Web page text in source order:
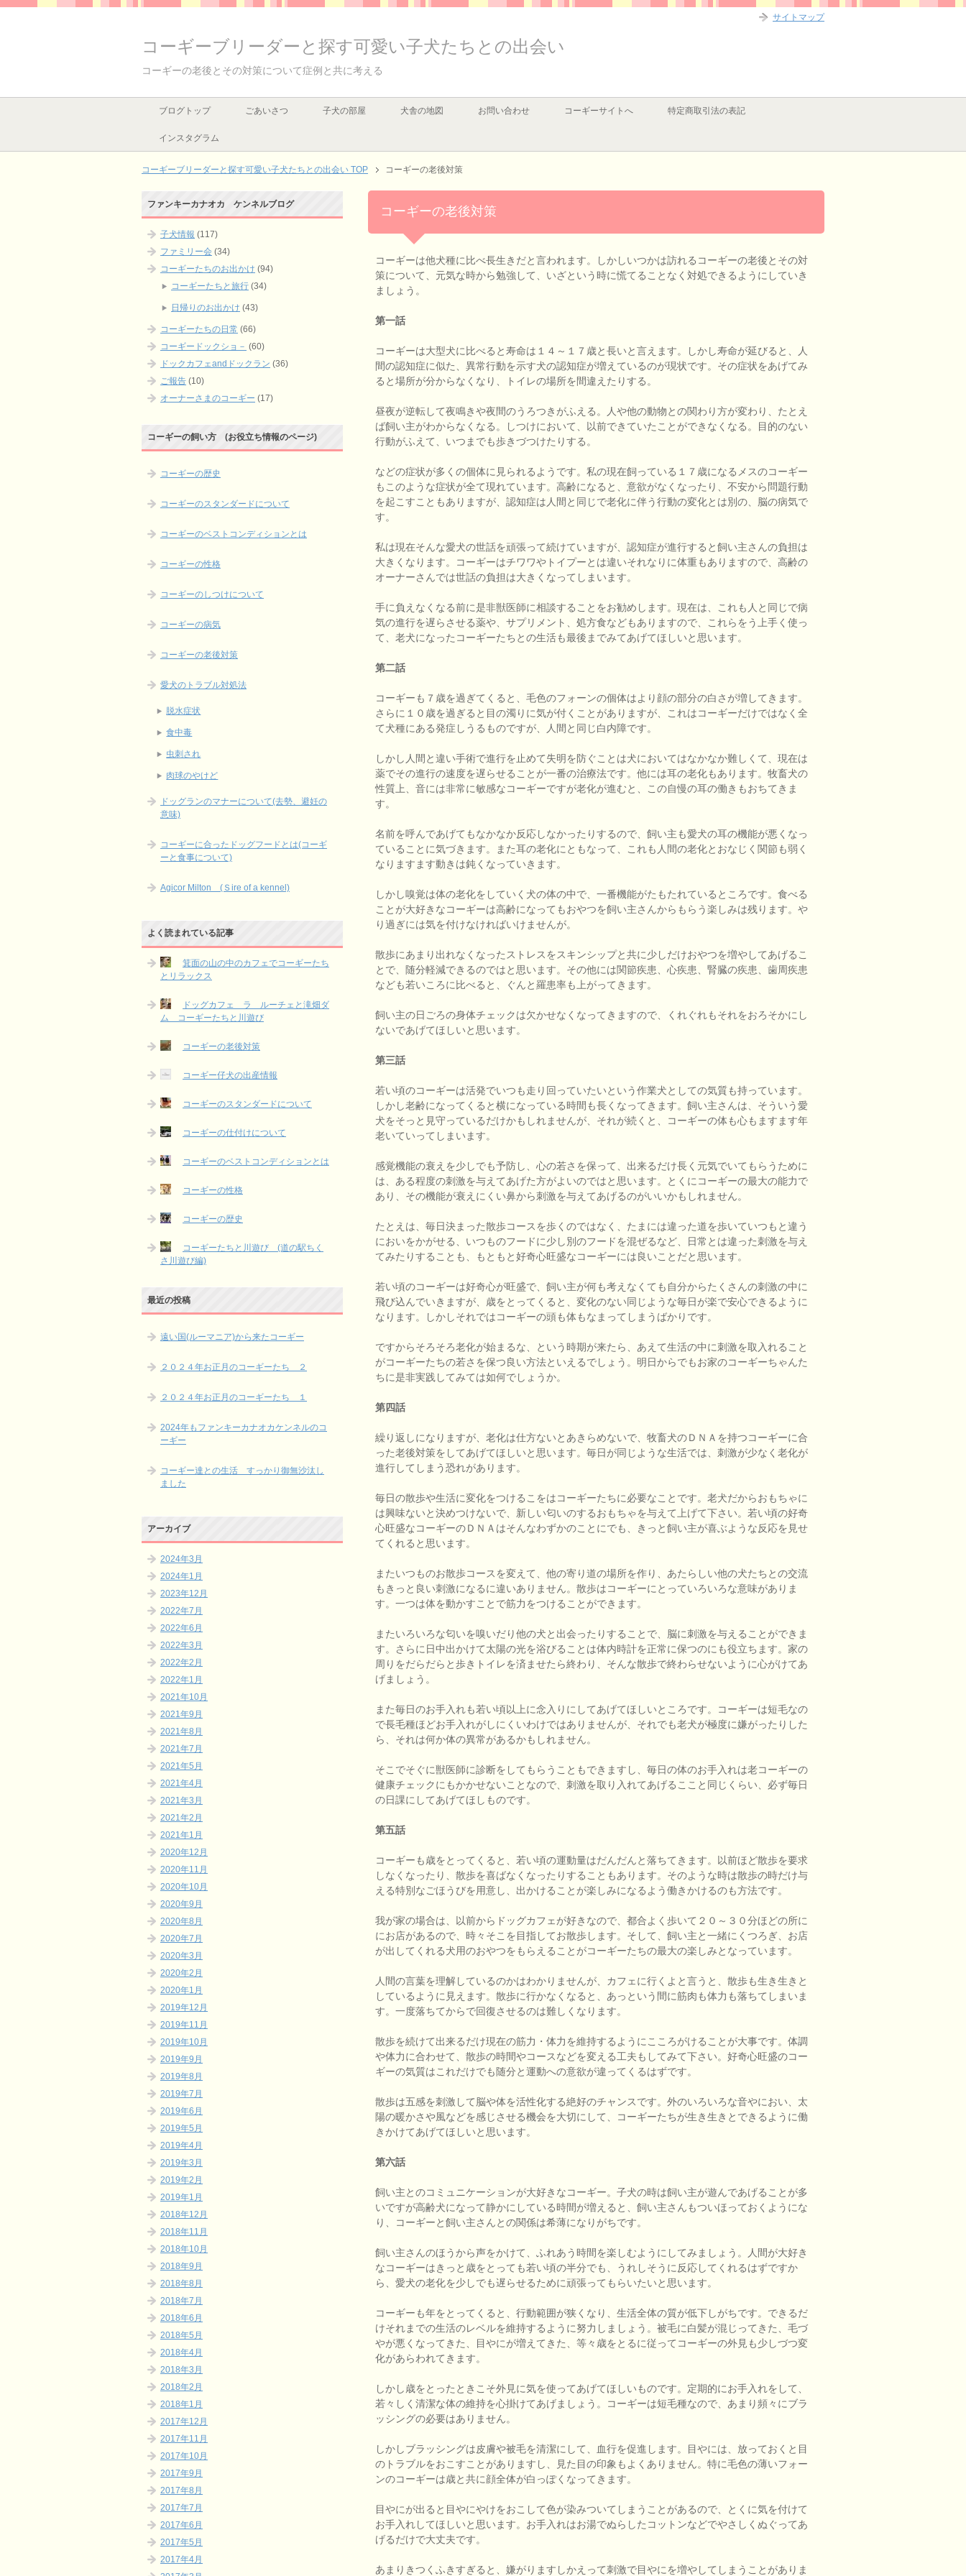
コーギーブリーダーと探す可愛い子犬たちとの出会い
コーギーの老後とその対策について症例と共に考える
ブログトップ ごあいさつ 子犬の部屋 犬舎の地図 お問い合わせ コーギーサイトへ 特定商取引法の表記
インスタグラム
コーギーブリーダーと探す可愛い子犬たちとの出会い TOP コーギーの老後対策
コーギーの老後対策
コーギーは他犬種に比べ長生きだと言われます。しかしいつかは訪れるコーギーの老後とその対
策について、元気な時から勉強して、いざという時に慌てることなく対処できるようにしていき
ましょう。
第一話
コーギーは大型犬に比べると寿命は１４～１７歳と長いと言えます。しかし寿命が延びると、人
間の認知症に似た、異常行動を示す犬の認知症が増えているのが現状です。その症状をあげてみ
ると場所が分からなくなり、トイレの場所を間違えたりする。
昼夜が逆転して夜鳴きや夜間のうろつきがふえる。人や他の動物との関わり方が変わり、たとえ
ば飼い主がわからなくなる。しつけにおいて、以前できていたことができなくなる。目的のない
行動がふえて、いつまでも歩きづつけたりする。
などの症状が多くの個体に見られるようです。私の現在飼っている１７歳になるメスのコーギー
もこのような症状が全て現れています。高齢になると、意欲がなくなったり、不安から問題行動
を起こすこともありますが、認知症は人間と同じで老化に伴う行動の変化とは別の、脳の病気で
す。
私は現在そんな愛犬の世話を頑張って続けていますが、認知症が進行すると飼い主さんの負担は
大きくなります。コーギーはチワワやトイプーとは違いそれなりに体重もありますので、高齢の
オーナーさんでは世話の負担は大きくなってしまいます。
手に負えなくなる前に是非獣医師に相談することをお勧めします。現在は、これも人と同じで病
気の進行を遅らさせる薬や、サプリメント、処方食などもありますので、これらをう上手く使っ
て、老犬になったコーギーたちとの生活も最後までみてあげてほしいと思います。
第二話
コーギーも７歳を過ぎてくると、毛色のフォーンの個体はより顔の部分の白さが増してきます。
さらに１０歳を過ぎると目の濁りに気が付くことがありますが、これはコーギーだけではなく全
て犬種にある発症しうるものですが、人間と同じ白内障です。
しかし人間と違い手術で進行を止めて失明を防ぐことは犬においてはなかなか難しくて、現在は
薬でその進行の速度を遅らせることが一番の治療法です。他には耳の老化もあります。牧畜犬の
性質上、音には非常に敏感なコーギーですが老化が進むと、この自慢の耳の働きもおちてきま
す。
名前を呼んであげてもなかなか反応しなかったりするので、飼い主も愛犬の耳の機能が悪くなっ
ていることに気づきます。また耳の老化にともなって、これも人間の老化とおなじく関節も弱く
なりますます動きは鈍くなっていきます。
しかし嗅覚は体の老化をしていく犬の体の中で、一番機能がたもたれているところです。食べる
ことが大好きなコーギーは高齢になってもおやつを飼い主さんからもらう楽しみは残ります。や
り過ぎには気を付けなければいけませんが。
散歩にあまり出れなくなったストレスをスキンシップと共に少しだけおやつを増やしてあげるこ
とで、随分軽減できるのではと思います。その他には関節疾患、心疾患、腎臓の疾患、歯周疾患
なども若いころに比べると、ぐんと羅患率も上がってきます。
飼い主の日ごろの身体チェックは欠かせなくなってきますので、くれぐれもそれをおろそかにし
ないであげてほしいと思います。
第三話
若い頃のコーギーは活発でいつも走り回っていたいという作業犬としての気質も持っています。
しかし老齢になってくると横になっている時間も長くなってきます。飼い主さんは、そういう愛
犬をそっと見守っているだけかもしれませんが、それが続くと、コーギーの体も心もますます年
老いていってしまいます。
感覚機能の衰えを少しでも予防し、心の若さを保って、出来るだけ長く元気でいてもらうために
は、ある程度の刺激を与えてあげた方がよいのではと思います。とくにコーギーの最大の能力で
あり、その機能が衰えにくい鼻から刺激を与えてあげるのがいいかもしれません。
たとえは、毎日決まった散歩コースを歩くのではなく、たまには違った道を歩いていつもと違う
においをかがせる、いつものフードに少し別のフードを混ぜるなど、日常とは違った刺激を与え
てみたりすることも、もともと好奇心旺盛なコーギーには良いことだと思います。
若い頃のコーギーは好奇心が旺盛で、飼い主が何も考えなくても自分からたくさんの刺激の中に
飛び込んでいきますが、歳をとってくると、変化のない同じような毎日が楽で安心できるように
なります。しかしそれではコーギーの頭も体もなまってしまうばかりです。
ですからそろそろ老化が始まるな、という時期が来たら、あえて生活の中に刺激を取入れること
がコーギーたちの若さを保つ良い方法といえるでしょう。明日からでもお家のコーギーちゃんた
ちに是非実践してみては如何でしょうか。
第四話
繰り返しになりますが、老化は仕方ないとあきらめないで、牧畜犬のＤＮＡを持つコーギーに合
った老後対策をしてあげてほしいと思います。毎日が同じような生活では、刺激が少なく老化が
進行してしまう恐れがあります。
毎日の散歩や生活に変化をつけるこをはコーギーたちに必要なことです。老犬だからおもちゃに
は興味ないと決めつけないで、新しい匂いのするおもちゃを与えて上げて下さい。若い頃の好奇
心旺盛なコーギーのＤＮＡはそんなわずかのことにでも、きっと飼い主が喜ぶような反応を見せ
てくれると思います。
またいつものお散歩コースを変えて、他の寄り道の場所を作り、あたらしい他の犬たちとの交流
もきっと良い刺激になるに違いありません。散歩はコーギーにとっていろいろな意味がありま
す。一つは体を動かすことで筋力をつけることができます。
またいろいろな匂いを嗅いだり他の犬と出会ったりすることで、脳に刺激を与えることができま
す。さらに日中出かけて太陽の光を浴びることは体内時計を正常に保つのにも役立ちます。家の
周りをだらだらと歩きトイレを済ませたら終わり、そんな散歩で終わらせないように心がけてあ
げましょう。
また毎日のお手入れも若い頃以上に念入りにしてあげてほしいところです。コーギーは短毛なの
で長毛種ほどお手入れがしにくいわけではありませんが、それでも老犬が極度に嫌がったりした
ら、それは何か体の異常があるかもしれません。
そこでそぐに獣医師に診断をしてもらうこともできますし、毎日の体のお手入れは老コーギーの
健康チェックにもかかせないことなので、刺激を取り入れてあげるここと同じくらい、必ず毎日
の日課にしてあげてほしものです。
第五話
コーギーも歳をとってくると、若い頃の運動量はだんだんと落ちてきます。以前ほど散歩を要求
しなくなったり、散歩を喜ばなくなったりすることもあります。そのような時は散歩の時だけ与
える特別なごほうびを用意し、出かけることが楽しみになるよう働きかけるのも方法です。
我が家の場合は、以前からドッグカフェが好きなので、都合よく歩いて２０～３０分ほどの所に
にお店があるので、時々そこを目指してお散歩します。そして、飼い主と一緒にくつろぎ、お店
が出してくれる犬用のおやつをもらえることがコーギーたちの最大の楽しみとなっています。
人間の言葉を理解しているのかはわかりませんが、カフェに行くよと言うと、散歩も生き生きと
しているように見えます。散歩に行かなくなると、あっという間に筋肉も体力も落ちてしまいま
す。一度落ちてからで回復させるのは難しくなります。
散歩を続けて出来るだけ現在の筋力・体力を維持するようにこころがけることが大事です。体調
や体力に合わせて、散歩の時間やコースなどを変える工夫もしてみて下さい。好奇心旺盛のコー
ギーの気質はこれだけでも随分と運動への意欲が違ってくるはずです。
散歩は五感を刺激して脳や体を活性化する絶好のチャンスです。外のいろいろな音やにおい、太
陽の暖かさや風などを感じさせる機会を大切にして、コーギーたちが生き生きとできるように働
きかけてあげてほしいと思います。
第六話
飼い主とのコミュニケーションが大好きなコーギー。子犬の時は飼い主が遊んであげることが多
いですが高齢犬になって静かにしている時間が増えると、飼い主さんもついほっておくようにな
り、コーギーと飼い主さんとの関係は希薄になりがちです。
飼い主さんのほうから声をかけて、ふれあう時間を楽しむようにしてみましょう。人間が大好き
なコーギーはきっと歳をとっても若い頃の半分でも、うれしそうに反応してくれるはずですか
ら、愛犬の老化を少しでも遅らせるために頑張ってもらいたいと思います。
コーギーも年をとってくると、行動範囲が狭くなり、生活全体の質が低下しがちです。できるだ
けそれまでの生活のレベルを維持するように努力しましょう。被毛に白髪が混じってきた、毛づ
やが悪くなってきた、目やにが増えてきた、等々歳をとるに従ってコーギーの外見も少しづつ変
化があらわれてきます。
しかし歳をとったときこそ外見に気を使ってあげてほしいものです。定期的にお手入れをして、
若々しく清潔な体の維持を心掛けてあげましょう。コーギーは短毛種なので、あまり頻々にブラ
ッシングの必要はありません。
しかしブラッシングは皮膚や被毛を清潔にして、血行を促進します。目やには、放っておくと目
のトラブルをおこすことがありますし、見た目の印象もよくありません。特に毛色の薄いフォー
ンのコーギーは歳と共に顔全体が白っぽくなってきます。
目やにが出ると目やにやけをおこして色が染みついてしまうことがあるので、とくに気を付けて
お手入れしてほしいと思います。お手入れはお湯でぬらしたコットンなどでやさしくぬぐってあ
げるだけで大丈夫です。
あまりきつくふきすぎると、嫌がりますしかえって刺激で目やにを増やしてしまうことがありま
ファンキーカナオカ ケンネルブログ
子犬情報 (117)
ファミリー会 (34)
コーギーたちのお出かけ (94)
コーギーたちと旅行 (34)
日帰りのお出かけ (43)
コーギーたちの日常 (66)
コーギードックショ－ (60)
ドックカフェandドックラン (36)
ご報告 (10)
オーナーさまのコーギー (17)
コーギーの飼い方 (お役立ち情報のページ)
コーギーの歴史
コーギーのスタンダードについて
コーギーのベストコンディションとは
コーギーの性格
コーギーのしつけについて
コーギーの病気
コーギーの老後対策
愛犬のトラブル対処法
脱水症状
食中毒
虫刺され
肉球のやけど
ドッグランのマナーについて(去勢、避妊の
意味)
コーギーに合ったドッグフードとは(コーギ
ーと食事について)
Agicor Milton (Ｓire of a kennel)
よく読まれている記事
箕面の山の中のカフェでコーギーたち
とリラックス
ドッグカフェ ラ ルーチェと滝畑ダ
ム コーギーたちと川遊び
コーギーの老後対策
コーギー仔犬の出産情報
コーギーのスタンダードについて
コーギーの仕付けについて
コーギーのベストコンディションとは
コーギーの性格
コーギーの歴史
コーギーたちと川遊び (道の駅ちく
さ川遊び編)
最近の投稿
遠い国(ルーマニア)から来たコーギー
２０２４年お正月のコーギーたち ２
２０２４年お正月のコーギーたち １
2024年もファンキーカナオカケンネルのコ
ーギー
コーギー達との生活 すっかり御無沙汰し
ました
アーカイブ
2024年3月
2024年1月
2023年12月
2022年7月
2022年6月
2022年3月
2022年2月
2022年1月
2021年10月
2021年9月
2021年8月
2021年7月
2021年5月
2021年4月
2021年3月
2021年2月
2021年1月
2020年12月
2020年11月
2020年10月
2020年9月
2020年8月
2020年7月
2020年3月
2020年2月
2020年1月
2019年12月
2019年11月
2019年10月
2019年9月
2019年8月
2019年7月
2019年6月
2019年5月
2019年4月
2019年3月
2019年2月
2019年1月
2018年12月
2018年11月
2018年10月
2018年9月
2018年8月
2018年7月
2018年6月
2018年5月
2018年4月
2018年3月
2018年2月
2018年1月
2017年12月
2017年11月
2017年10月
2017年9月
2017年8月
2017年7月
2017年6月
2017年5月
2017年4月
サイトマップ